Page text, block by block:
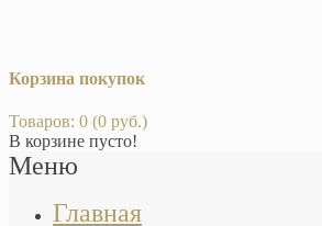
Корзина покупок
Товаров: 0 (0 руб.)
В корзине пусто!
Меню
Главная